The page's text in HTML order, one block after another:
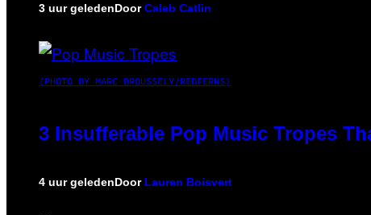
3 uur geledenDoorCaleb Catlin
(PHOTO BY MARC BROUSSELY/REDFERNS)
3 Insufferable Pop Music Tropes
4 uur geledenDoor Lauren Boisvert